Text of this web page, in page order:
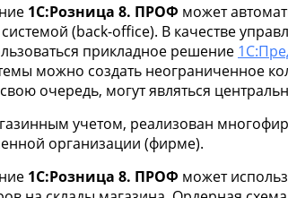
1С:Розница 8. ПРОФ может
(back-office). В качестве
прикладное решение
можно создать неограниченное
очередь, могут являться
учетом, реализован
организации (фирме).
1С:Розница 8. ПРОФ может